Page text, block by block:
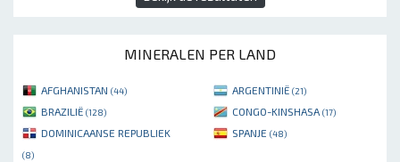
MINERALEN PER LAND
AFGHANISTAN (44) ARGENTINIË (21)
BRAZILIË (128) CONGO-KINSHASA (17)
DOMINICAANSE REPUBLIEK
(8)
SPANJE (48)